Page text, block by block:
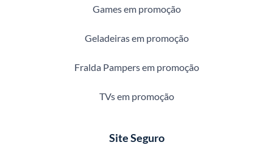
Games em promoção
Geladeiras em promoção
Fralda Pampers em promoção
TVs em promoção
Site Seguro